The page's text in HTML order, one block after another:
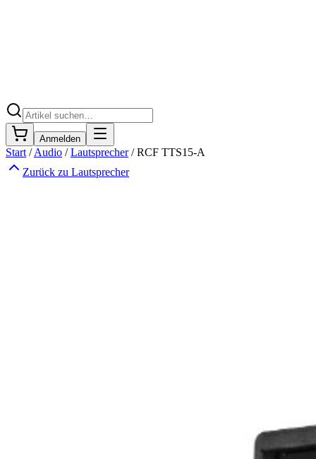
Anmelden
Start /Audio /Lautsprecher/RCF TTS15-A
Zurück zu Lautsprecher